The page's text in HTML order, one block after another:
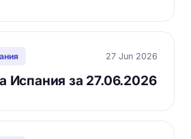
27 Jun 2026
Испания за 27.06.2026